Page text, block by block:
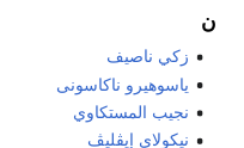
ن
زكي ناصيف
ياسوهيرو ناكاسونى
نجيب المستكاوي
نيكولاي إيڤليڤ